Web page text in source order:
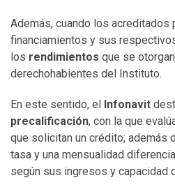
Además, cuando los acreditados
financiamientos y sus
los rendimientos que se
derechohabientes del Instituto.
En este sentido, el Infonavit
precalificación, con la que
que solicitan un crédito; además
tasa y una mensualidad
según sus ingresos y capacidad